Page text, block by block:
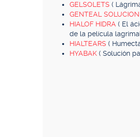
GELSOLETS (
GENTEAL
HIALOF HIDRA ( El
de la película
HIALTEARS (
HYABAK ( Solución